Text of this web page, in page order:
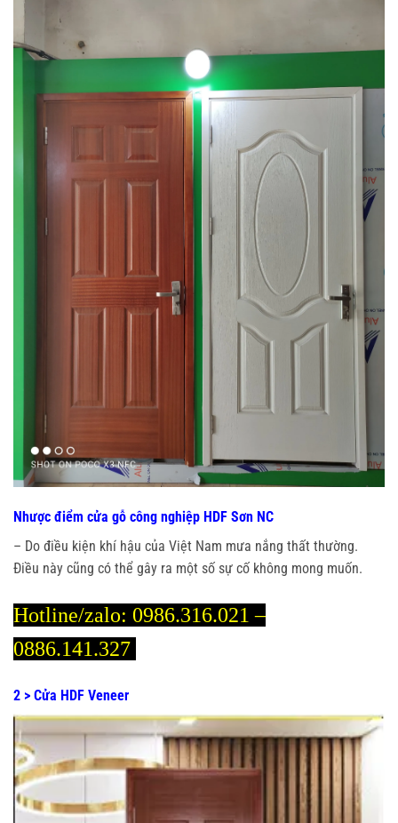
Nhược điểm cửa gỗ công nghiệp HDF Sơn NC
– Do điều kiện khí hậu của Việt Nam mưa nắng thất thường.
Điều này cũng có thể gây ra một số sự cố không mong muốn.
Hotline/zalo: 0986.316.021 –
0886.141.327
2 > Cửa HDF Veneer